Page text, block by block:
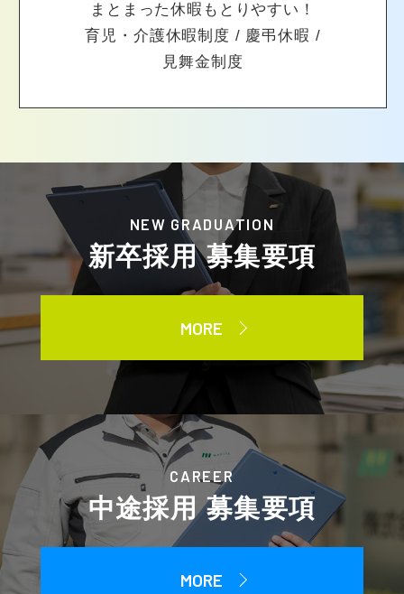
まとまった休暇もとりやすい！
育児・介護休暇制度 / 慶弔休暇 /
見舞金制度
NEW GRADUATION
新卒採用 募集要項
MORE
CAREER
中途採用 募集要項
MORE